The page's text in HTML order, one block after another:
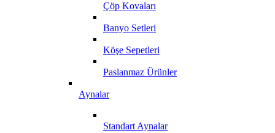
Çöp Kovaları
Banyo Setleri
Köşe Sepetleri
Paslanmaz Ürünler
Aynalar
Standart Aynalar